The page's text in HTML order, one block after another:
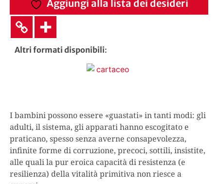
Aggiungi alla lista dei desideri
Altri formati disponibili:
I bambini possono essere «guastati» in tanti modi: gli
adulti, il sistema, gli apparati hanno escogitato e
praticano, spesso senza averne consapevolezza,
infinite forme di corruzione, precoci, sottili, insistite,
alle quali la pur eroica capacità di resistenza (e
resilienza) della vitalità primitiva non riesce a